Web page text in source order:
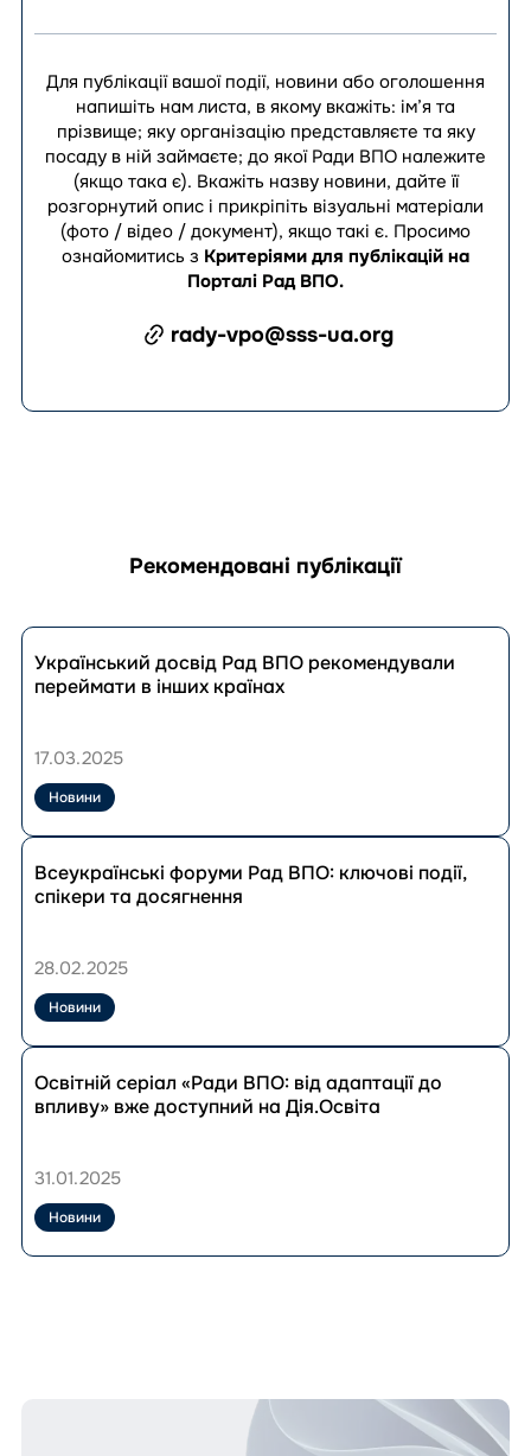
Для публікації вашої події, новини або оголошення
напишіть нам листа, в якому вкажіть: ім’я та
прізвище; яку організацію представляєте та яку
посаду в ній займаєте; до якої Ради ВПО належите
(якщо така є). Вкажіть назву новини, дайте її
розгорнутий опис і прикріпіть візуальні матеріали
(фото / відео / документ), якщо такі є. Просимо
ознайомитись з Критеріями для публікацій на
Порталі Рад ВПО.
rady-vpo@sss-ua.org
Рекомендовані публікації
Перейти
до
публікації
Рад
рекомендували
переймати
в
інших
країнах
Український досвід Рад ВПО рекомендували
переймати в інших країнах
17.03.2025
Новини
Перейти
до
публікації
Рад
ключові
події,
спікери
та
досягнення
Всеукраїнські форуми Рад ВПО: ключові події,
спікери та досягнення
28.02.2025
Новини
Перейти
до
публікації
«Ради
від
адаптації
до
Освітній серіал «Ради ВПО: від адаптації до
впливу» вже доступний на Дія.Освіта
31.01.2025
Новини